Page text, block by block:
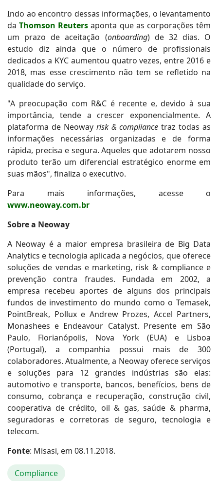
Indo ao encontro dessas informações, o levantamento
daThomson Reuters aponta que as corporações têm
um prazo de aceitação (onboarding) de 32 dias. O
estudo diz ainda que o número de profissionais
dedicados a KYC aumentou quatro vezes, entre 2016 e
2018, mas esse crescimento não tem se refletido na
qualidade do serviço.
"A preocupação com R&C é recente e, devido à sua
importância, tende a crescer exponencialmente. A
plataforma de Neoway risk & compliance traz todas as
informações necessárias organizadas e de forma
rápida, precisa e segura. Aqueles que adotarem nosso
produto terão um diferencial estratégico enorme em
suas mãos", finaliza o executivo.
Para mais informações, acesse o
www.neoway.com.br
Sobre a Neoway
A Neoway é a maior empresa brasileira de Big Data
Analytics e tecnologia aplicada a negócios, que oferece
soluções de vendas e marketing, risk & compliance e
prevenção contra fraudes. Fundada em 2002, a
empresa recebeu aportes de alguns dos principais
fundos de investimento do mundo como o Temasek,
PointBreak, Pollux e Andrew Prozes, Accel Partners,
Monashees e Endeavour Catalyst. Presente em São
Paulo, Florianópolis, Nova York (EUA) e Lisboa
(Portugal), a companhia possui mais de 300
colaboradores. Atualmente, a Neoway oferece serviços
e soluções para 12 grandes indústrias são elas:
automotivo e transporte, bancos, benefícios, bens de
consumo, cobrança e recuperação, construção civil,
cooperativa de crédito, oil & gas, saúde & pharma,
seguradoras e corretoras de seguro, tecnologia e
telecom.
Fonte: Misasi, em 08.11.2018.
Compliance